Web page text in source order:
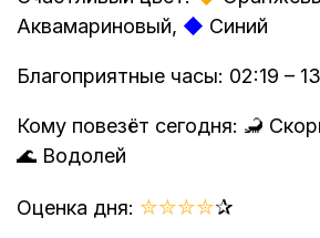
Аквамариновый, ◆ Синий
Благоприятные часы: 02:19 –
Кому повезёт сегодня: 🦂
🌊 Водолей
Оценка дня: ✮✮✮✮✰